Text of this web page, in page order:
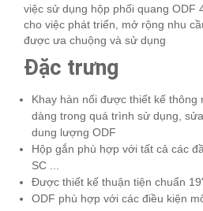
việc sử dụng hộp phối quang ODF
cho việc phát triển, mở rộng nhu
được ưa chuộng và sử dụng
Đặc trưng
Khay hàn nối được thiết kế thông
dàng trong quá trình sử dụng,
dung lượng ODF
Hộp gắn phù hợp với tất cả các
SC ...
Được thiết kế thuận tiện chuẩn
ODF phù hợp với các điều kiện